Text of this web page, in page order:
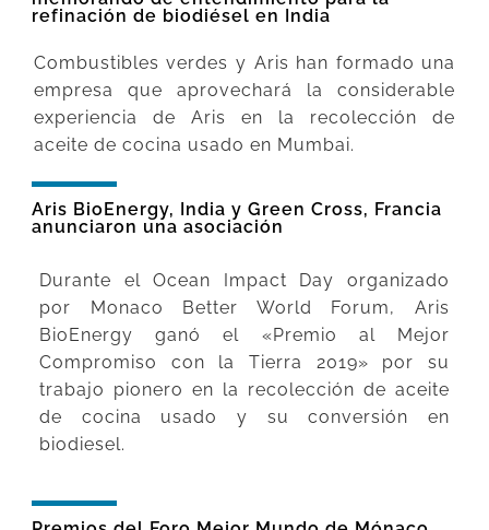
refinación de biodiésel en India
Combustibles verdes y Aris han formado una
empresa que aprovechará la considerable
experiencia de Aris en la recolección de
aceite de cocina usado en Mumbai.
Aris BioEnergy, India y Green Cross, Francia
anunciaron una asociación
Durante el Ocean Impact Day organizado
por Monaco Better World Forum, Aris
BioEnergy ganó el «Premio al Mejor
Compromiso con la Tierra 2019» por su
trabajo pionero en la recolección de aceite
de cocina usado y su conversión en
biodiesel.